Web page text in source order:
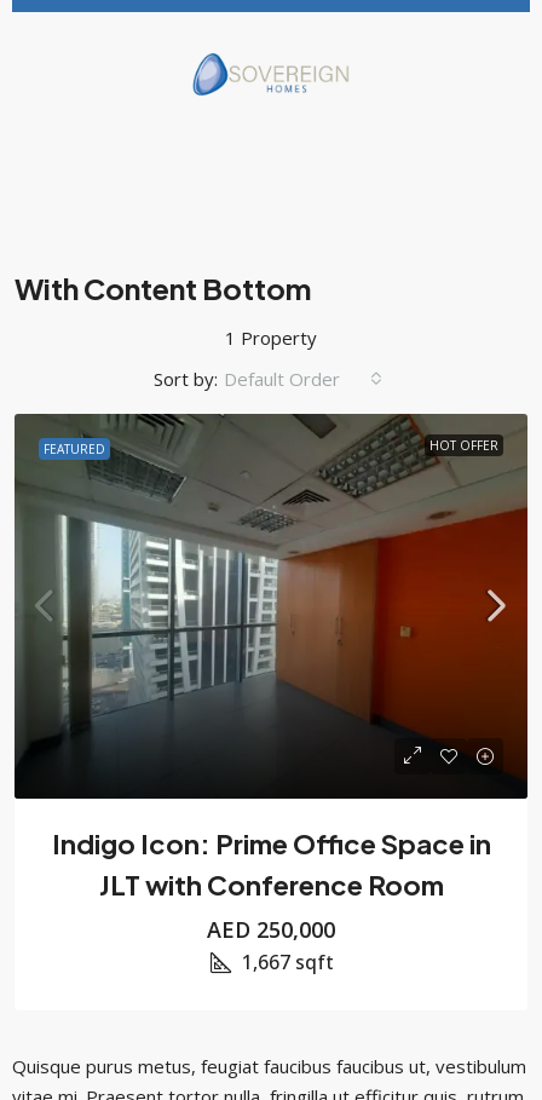
With Content Bottom
1 Property
Sort by: Default Order
FEATURED HOT OFFER
Indigo Icon: Prime Office Space in
JLT with Conference Room
AED 250,000
1,667 sqft
Quisque purus metus, feugiat faucibus faucibus ut, vestibulum